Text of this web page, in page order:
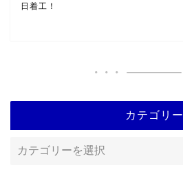
日着工！
カテゴリー